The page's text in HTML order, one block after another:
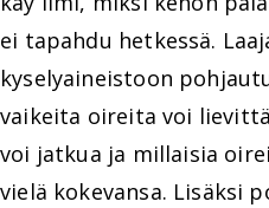
ei tapahdu hetkessä.
kyselyaineistoon
vaikeita oireita voi
voi jatkua ja millaisia
vielä kokevansa. Lisäksi